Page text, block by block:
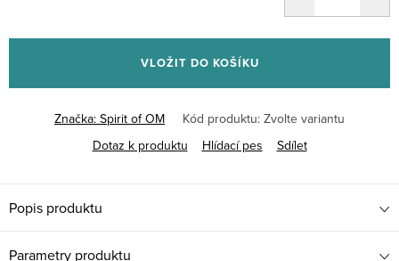
VLOŽIT DO KOŠÍKU
Značka: Spirit of OM Kód produktu: Zvolte variantu
Dotaz k produktu
Hlídací pes Sdílet
Popis produktu
Parametry produktu